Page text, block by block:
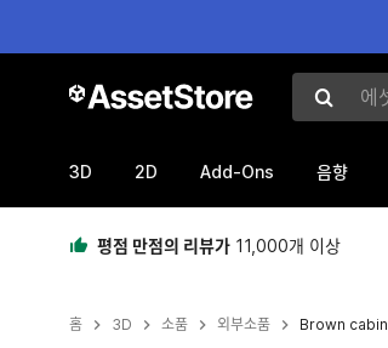
에셋 검색
3D 2D Add-Ons 음향
평점 만점의 리뷰가 11,000개 이상
홈 3D 소품 외부소품 Brown cabin